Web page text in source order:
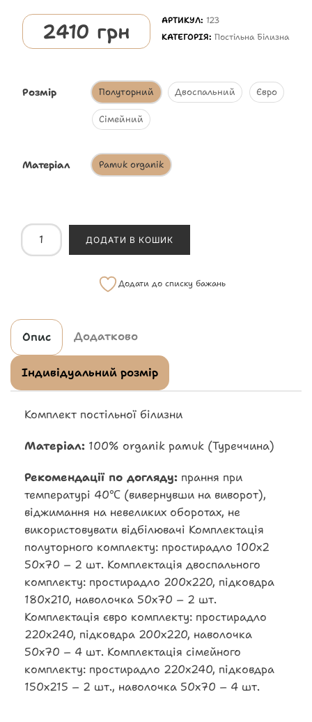
2410 грн АРТИКУЛ: 123
КАТЕГОРІЯ:Постільна Білизна
Розмір Полуторний Двоспальний Євро
Сімейний
Матеріал Pamuk organik
ДОДАТИ В КОШИК
Додати до списку бажань
Опис Додатково
Індивідуальний розмір
Комплект постільної білизни
Матеріал: 100% organik pamuk (Туреччина)
Рекомендації по догляду: прання при
температурі 40℃ (вивернувши на виворот),
віджимання на невеликих оборотах, не
використовувати відбілювачі Комплектація
полуторного комплекту: простирадло 100х2
50х70 – 2 шт. Комплектація двоспального
комплекту: простирадло 200х220, підковдра
180х210, наволочка 50х70 – 2 шт.
Комплектація євро комплекту: простирадло
220х240, підковдра 200х220, наволочка
50х70 – 4 шт. Комплектація сімейного
комплекту: простирадло 220х240, підковдра
150х215 – 2 шт., наволочка 50х70 – 4 шт.